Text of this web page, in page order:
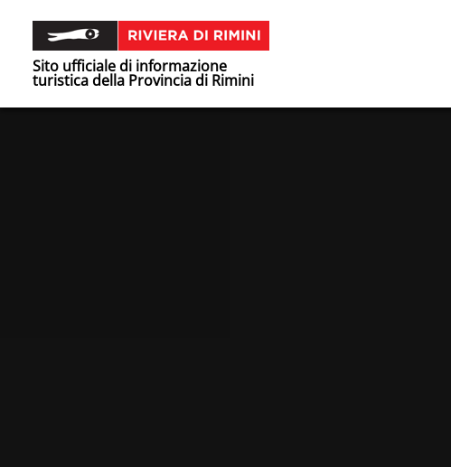
Sito ufficiale di informazione
turistica della Provincia di Rimini